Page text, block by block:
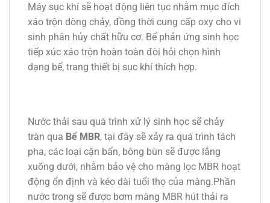
Máy sục khí sẽ hoạt động liên tục nhằm mục đích
xáo trộn dòng chảy, đồng thời cung cấp oxy cho vi
sinh phân hủy chất hữu cơ. Bể phản ứng sinh học
tiếp xúc xáo trộn hoàn toàn đòi hỏi chọn hình
dạng bể, trang thiết bị sục khí thích hợp.
Nước thải sau quá trình xử lý sinh học sẽ chảy
tràn qua Bể MBR, tại đây sẽ xảy ra quá trình tách
pha, các loại cặn bẩn, bông bùn sẽ được lắng
xuống dưới, nhằm bảo vệ cho màng lọc MBR hoạt
động ổn định và kéo dài tuổi thọ của màng.Phần
nước trong sẽ được bơm màng MBR hút thải ra